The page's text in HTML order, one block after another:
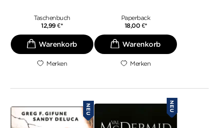
Taschenbuch
12,99€*
Merken
Paperback
18,00 €*
Merken
NEU NEU